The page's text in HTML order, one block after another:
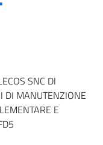
SNC DI
DI MANUTENZIONE
E